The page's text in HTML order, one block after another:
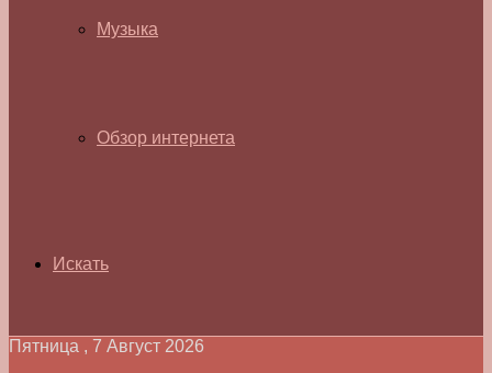
Музыка
Обзор интернета
Искать
Пятница , 7 Август 2026